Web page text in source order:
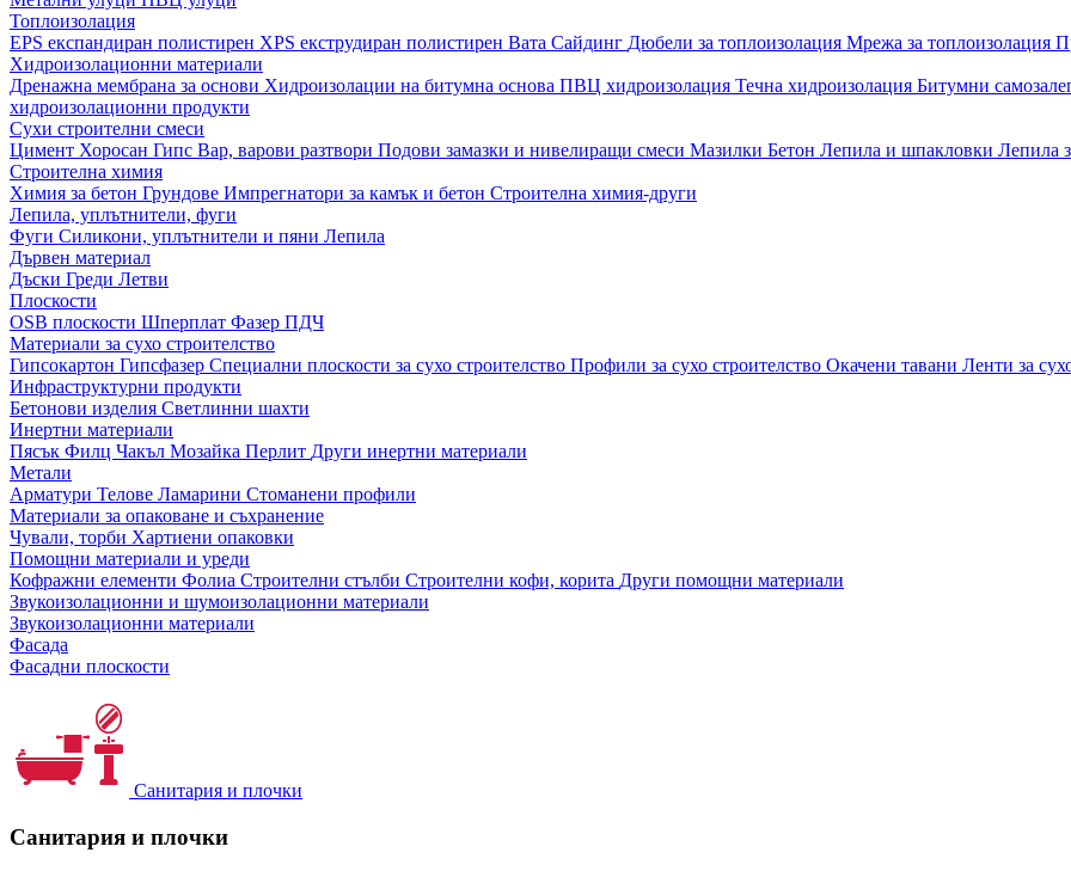
Топлоизолация
EPS експандиран полистирен XPS екструдиран полистирен Вата Сайдинг Дюбели за топлоизолация Мрежа за топлоизолация
Хидроизолационни материали
Дренажна мембрана за основи Хидроизолации на битумна основа ПВЦ хидроизолация Течна хидроизолация Битумни
хидроизолационни продукти
Сухи строителни смеси
Цимент Хоросан Гипс Вар, варови разтвори Подови замазки и нивелиращи смеси Мазилки Бетон Лепила и шпакловки Лепила
Строителна химия
Химия за бетон Грундове Импрегнатори за камък и бетон Строителна химия-други
Лепила, уплътнители, фуги
Фуги Силикони, уплътнители и пяни Лепила
Дървен материал
Дъски Греди Летви
Плоскости
OSB плоскости Шперплат Фазер ПДЧ
Материали за сухо строителство
Гипсокартон Гипсфазер Специални плоскости за сухо строителство Профили за сухо строителство Окачени тавани Ленти за
Инфраструктурни продукти
Бетонови изделия Светлинни шахти
Инертни материали
Пясък Филц Чакъл Мозайкa Перлит Други инертни материали
Метали
Арматури Телове Ламарини Стоманени профили
Материали за опаковане и съхранение
Чували, торби Хартиени опаковки
Помощни материали и уреди
Кофражни елементи Фолиа Строителни стълби Строителни кофи, корита Други помощни материали
Звукоизолационни и шумоизолационни материали
Звукоизолационни материали
Фасада
Фасадни плоскости
Санитария и плочки
Санитария и плочки